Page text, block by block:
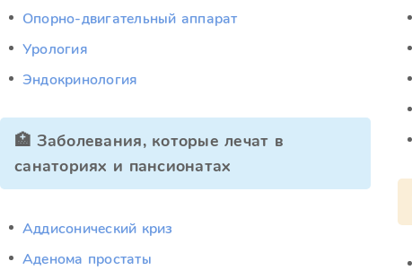
Опорно-двигательный аппарат
Урология
Эндокринология
🏥 Заболевания, которые лечат в
санаториях и пансионатах
Аддисонический криз
Аденома простаты